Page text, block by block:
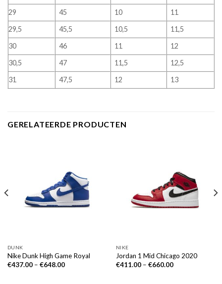
29
45 10
11
29,5
45,5 10,5
11,5
30
46 11
12
30,5
47 11,5
12,5
31
47,5 12 13
GERELATEERDE PRODUCTEN
DUNK
Nike Dunk High Game Royal
€437.00– €648.00
NIKE
Jordan 1 Mid Chicago 2020
€411.00– €660.00